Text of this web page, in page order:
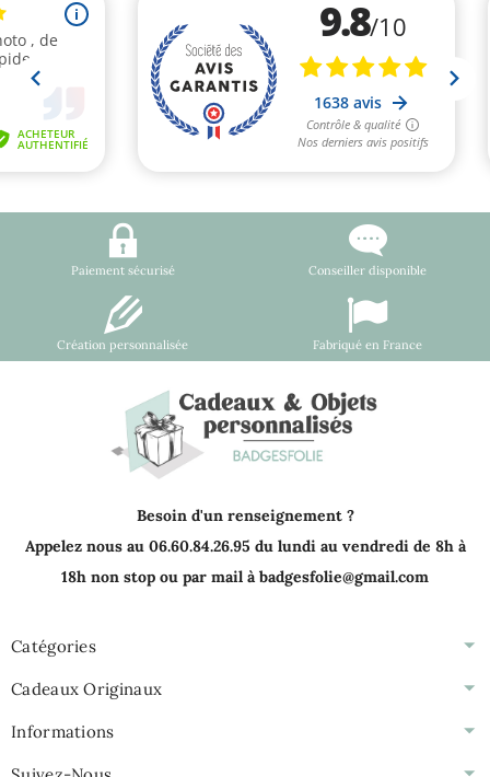
Paiement sécurisé Conseiller disponible
Création personnalisée Fabriqué en France
Besoin d'un renseignement ?
Appelez nous au 06.60.84.26.95 du lundi au vendredi de 8h à
18h non stop ou par mail à badgesfolie@gmail.com
Catégories
Cadeaux Originaux
Informations